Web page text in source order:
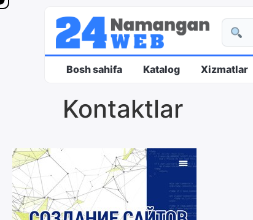
content
Bosh sahifa Katalog Xizmatlar
Kontaktlar